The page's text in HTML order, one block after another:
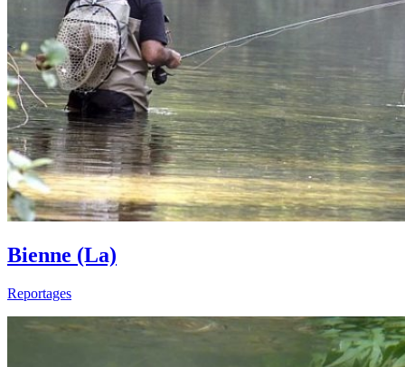
Bienne (La)
Reportages